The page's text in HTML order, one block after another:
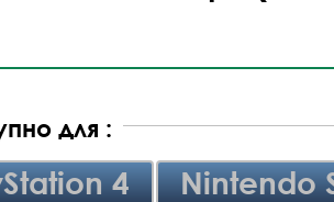
для :
4
Nintendo